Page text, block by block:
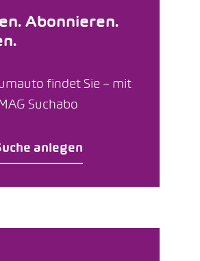
Abonnieren.
findet Sie – mit
Suchabo
anlegen